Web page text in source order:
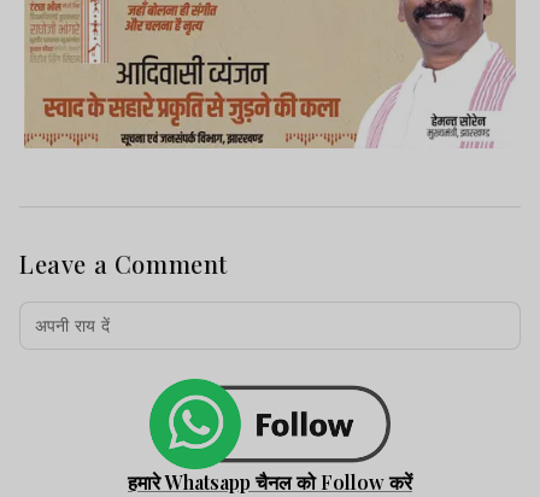
Leave a Comment
हमारे Whatsapp चैनल को Follow करें